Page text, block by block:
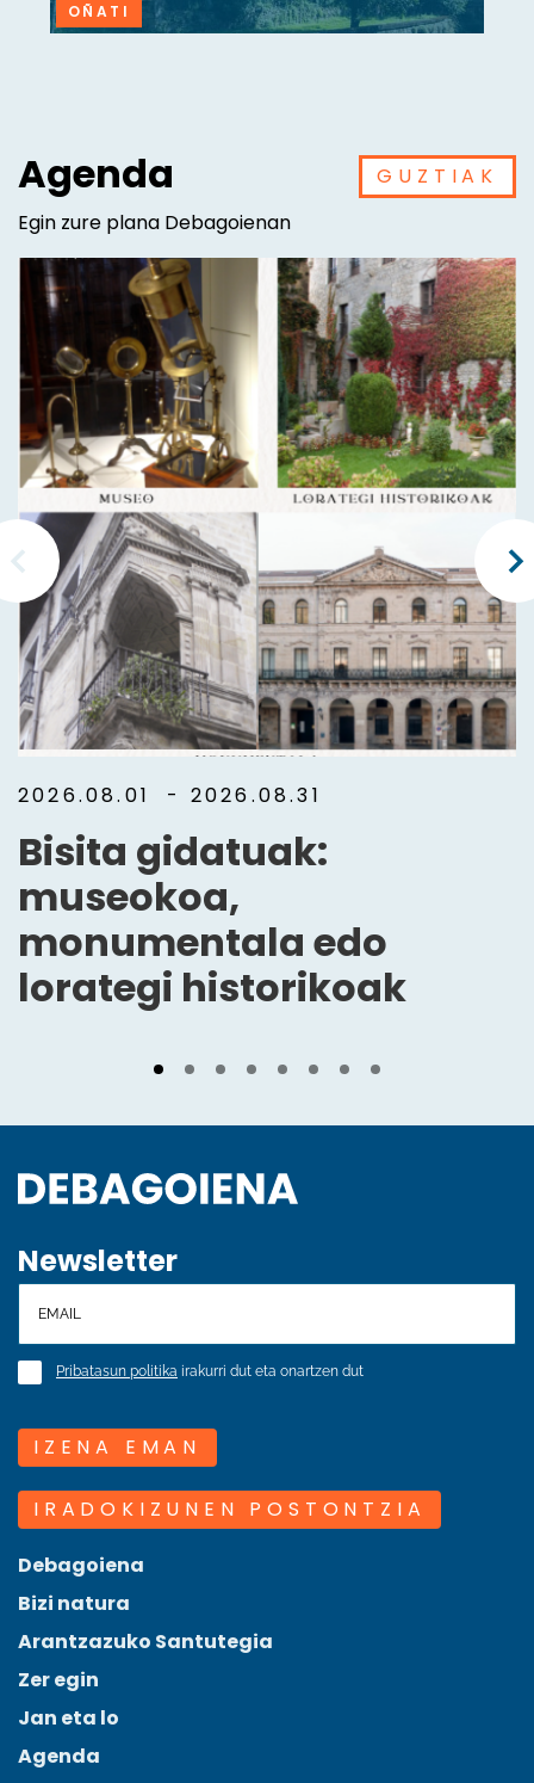
OÑATI
Agenda
Egin zure plana Debagoienan
GUZTIAK
2026.08.01 - 2026.08.31
Bisita gidatuak:
museokoa,
monumentala edo
lorategi historikoak
Newsletter
Pribatasun politika irakurri dut eta onartzen dut
IZENA EMAN
IRADOKIZUNEN POSTONTZIA
Debagoiena
Bizi natura
Arantzazuko Santutegia
Zer egin
Jan eta lo
Agenda